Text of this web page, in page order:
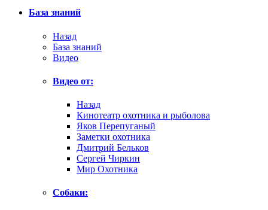
База знаний
Назад
База знаний
Видео
Видео от:
Назад
Кинотеатр охотника и рыболова
Яков Перепуганый
Заметки охотника
Дмитрий Бельков
Сергей Чиркин
Мир Охотника
Собаки: